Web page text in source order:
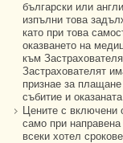
български или
изпълни това
като при това
оказването на
към
Застрахователят
признае за
събитие и
Цените с включени
само при направена
всеки хотел